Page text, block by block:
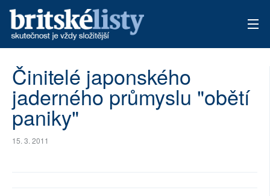
ARCHIV
TÉMATA
AUTOŘI
Činitelé japonského
jaderného průmyslu "obětí
paniky"
15. 3. 2011